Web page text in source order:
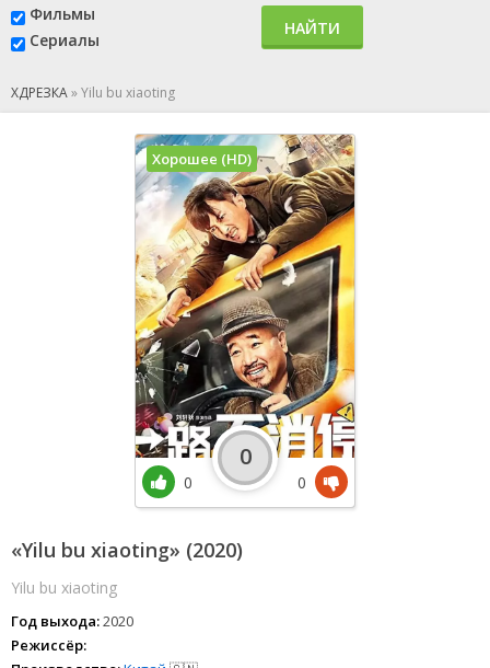
Фильмы
Сериалы
НАЙТИ
ХДРЕЗКА»Yilu bu xiaoting
«Yilu bu xiaoting» (2020)
Yilu bu xiaoting
Год выхода:2020
Режиссёр:
Хорошее (HD)
0
0
0